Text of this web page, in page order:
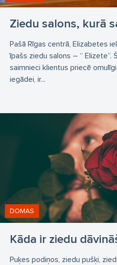
Ziedu salons, kurā
Pašā Rīgas centrā, Elizabetes
īpašs ziedu salons – ‘’
saimnieci klientus priecē
iegādei, ir...
Kāda ir ziedu
DOMAS
Puķes podiņos, ziedu pušķi,